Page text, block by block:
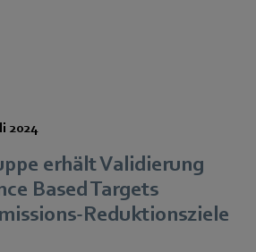
2024
erhält Validierung
Based Targets
Reduktionsziele